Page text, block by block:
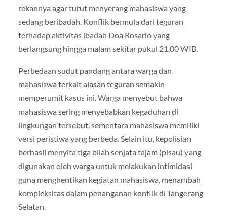
rekannya agar turut menyerang mahasiswa yang
sedang beribadah. Konflik bermula dari teguran
terhadap aktivitas ibadah Doa Rosario yang
berlangsung hingga malam sekitar pukul 21.00 WIB.
Perbedaan sudut pandang antara warga dan
mahasiswa terkait alasan teguran semakin
memperumit kasus ini. Warga menyebut bahwa
mahasiswa sering menyebabkan kegaduhan di
lingkungan tersebut, sementara mahasiswa memiliki
versi peristiwa yang berbeda. Selain itu, kepolisian
berhasil menyita tiga bilah senjata tajam (pisau) yang
digunakan oleh warga untuk melakukan intimidasi
guna menghentikan kegiatan mahasiswa, menambah
kompleksitas dalam penanganan konflik di Tangerang
Selatan.